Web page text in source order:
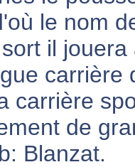
le nom
il
carrière
carrière
de
Blanzat.